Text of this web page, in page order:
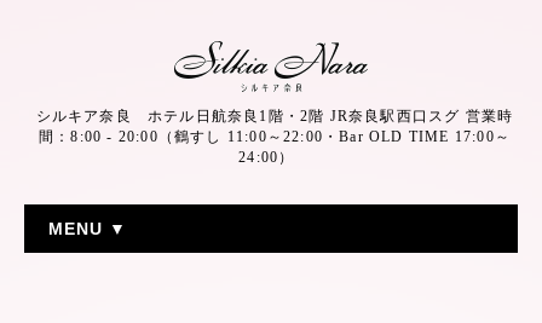
シルキア奈良 ホテル日航奈良1階・2階 JR奈良駅西口スグ 営業時
間：8:00 - 20:00（鶴すし 11:00～22:00・Bar OLD TIME 17:00～
24:00）
MENU ▼